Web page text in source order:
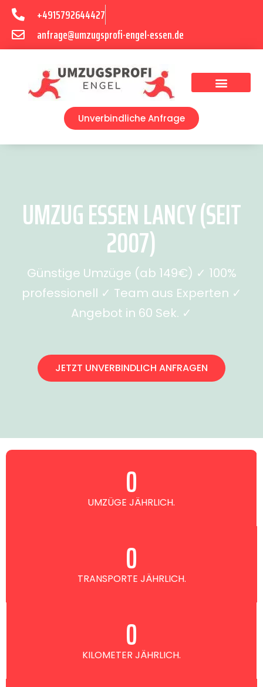
+4915792644427
anfrage@umzugsprofi-engel-essen.de
Unverbindliche Anfrage
UMZUG ESSEN LANCY (SEIT
2007)
Günstige Umzüge (ab 149€) ✓ 100%
professionell ✓ Team aus Experten ✓
Angebot in 60 Sek. ✓
JETZT UNVERBINDLICH ANFRAGEN
UMZÜGE JÄHRLICH.
0
TRANSPORTE JÄHRLICH.
0
KILOMETER JÄHRLICH.
0